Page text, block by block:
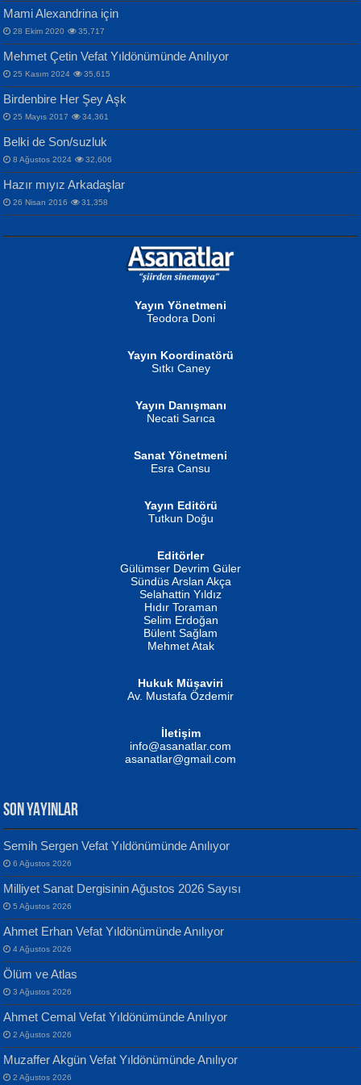
MAHMUT GÜRBÜZ
İbrahim Olmak ve Bitirebilmek...
NURAN KÖSE BAYDAR
İSMAİL OKUTAN
Erkeklerin Kahrolması Ne Demektir
MUSTAFA KELOĞLU
Yarına İz Bırakmak...
ATİLLA ÖZEN
Sultan Olmadan Önce Eyüp...
Songül Özel
Mahzen...
Ben Deniz Değilim ki...
Evvel Zaman Tanrıçası...
Yılmaz Ekinci
Geceye Söylenen...
Banu Sancak
Defterimden İçeri...
NAZIM HİKMET RAN
Bir Cezaevinde, Tecritteki Adamın
Mektupları...
Mami Alexandrina için
28 Ekim 2020 35,717
Mehmet Çetin Vefat Yıldönümünde Anılıyor
25 Kasım 2024 35,615
Birdenbire Her Şey Aşk
25 Mayıs 2017 34,361
Belki de Son/suzluk
8 Ağustos 2024 32,606
Hazır mıyız Arkadaşlar
26 Nisan 2016 31,358
Yayın Yönetmeni
Teodora Doni
Yayın Koordinatörü
Sıtkı Caney
Yayın Danışmanı
Necati Sarıca
Sanat Yönetmeni
Esra Cansu
Yayın Editörü
Tutkun Doğu
Editörler
Gülümser Devrim Güler
Sündüs Arslan Akça
Selahattin Yıldız
Hıdır Toraman
Selim Erdoğan
Bülent Sağlam
Mehmet Atak
Hukuk Müşaviri
Av. Mustafa Özdemir
İletişim
info@asanatlar.com
asanatlar@gmail.com
SON YAYINLAR
Semih Sergen Vefat Yıldönümünde Anılıyor
6 Ağustos 2026
Milliyet Sanat Dergisinin Ağustos 2026 Sayısı
5 Ağustos 2026
Ahmet Erhan Vefat Yıldönümünde Anılıyor
4 Ağustos 2026
Ölüm ve Atlas
3 Ağustos 2026
Ahmet Cemal Vefat Yıldönümünde Anılıyor
2 Ağustos 2026
Muzaffer Akgün Vefat Yıldönümünde Anılıyor
2 Ağustos 2026